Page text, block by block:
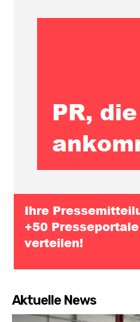
Aktuelle News